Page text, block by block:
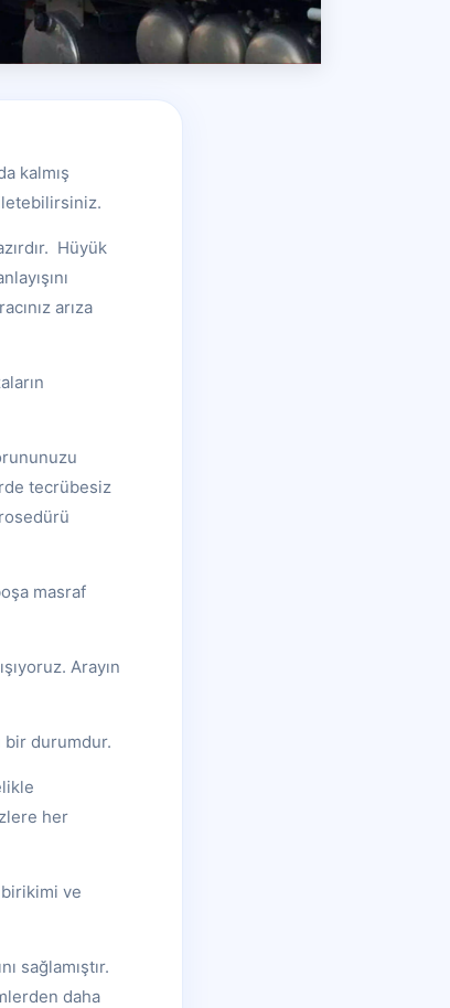
kalmış
Hüyük
arıza
tecrübesiz
masraf
Arayın
bir durumdur.
her
birikimi ve
sağlamıştır.
daha